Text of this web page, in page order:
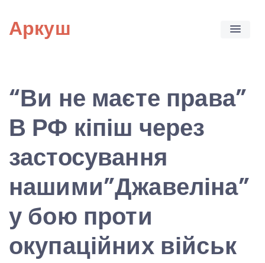
content
Аркуш
“Ви не маєте права”
В РФ кіпіш через
застосування
нашими”Джавеліна”
у бою проти
окупаційних військ